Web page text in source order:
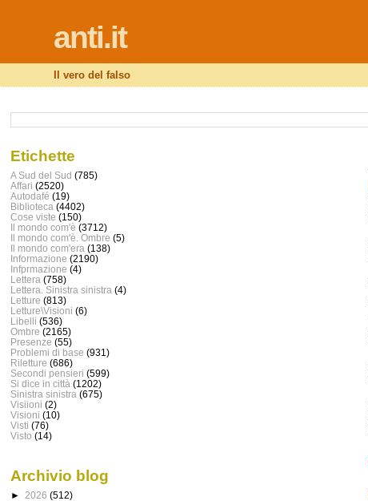
anti.it
Il vero del falso
Etichette
A Sud del Sud (785)
Affari (2520)
Autodafé (19)
Biblioteca (4402)
Cose viste (150)
Il mondo com'è (3712)
Il mondo com'è. Ombre (5)
Il mondo com'era (138)
Informazione (2190)
Infprmazione (4)
Lettera (758)
Lettera. Sinistra sinistra (4)
Letture (813)
Letture\Visioni (6)
Libelli (536)
Ombre (2165)
Presenze (55)
Problemi di base (931)
Riletture (686)
Secondi pensieri (599)
Si dice in città (1202)
Sinistra sinistra (675)
Visiioni (2)
Visioni (10)
Visti (76)
Visto (14)
Archivio blog
► 2026 (512)